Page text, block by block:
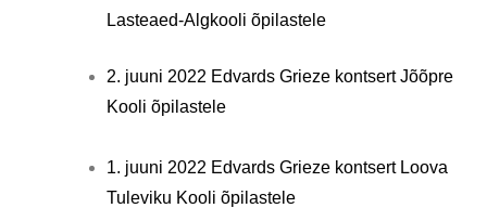
Lasteaed-Algkooli õpilastele
2. juuni 2022 Edvards Grieze kontsert Jõõpre
Kooli õpilastele
1. juuni 2022 Edvards Grieze kontsert Loova
Tuleviku Kooli õpilastele